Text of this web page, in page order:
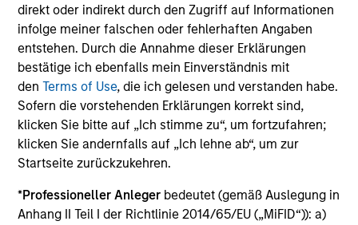
direkt oder indirekt durch den Zugriff auf Informationen
infolge meiner falschen oder fehlerhaften Angaben
entstehen. Durch die Annahme dieser Erklärungen
bestätige ich ebenfalls mein Einverständnis mit
denTerms of Use, die ich gelesen und verstanden habe.
Sofern die vorstehenden Erklärungen korrekt sind,
klicken Sie bitte auf „Ich stimme zu“, um fortzufahren;
klicken Sie andernfalls auf „Ich lehne ab“, um zur
Startseite zurückzukehren.
*Professioneller Anleger bedeutet (gemäß Auslegung in
Anhang II Teil I der Richtlinie 2014/65/EU („MiFID“)): a)
Der Einsatz von Fremdkapital erhöht die Risiken, so dass
eine relativ kleine Bewegung im Wert einer Anlage zu einer
unverhältnismäßig großen Bewegung, sowohl im negativen
als auch im positiven Sinne, im Wert dieser Anlage und
damit auch im Wert des Fonds führen kann.
Die auf dieser Webseite verfügbaren Unterlagen beziehen
sich auf mehrere Teilfonds der Morgan Stanley Investment
Management Funds-Reihe. Bitte beachten Sie, dass nicht
alle Teilfonds in allen Ländern verfügbar sind und Teilfonds
nicht für Personen mit Wohnsitz in Ländern verfügbar sind,
den jeweils geltenden Gesetzen oder Vorschriften
zuwiderlaufen würde.